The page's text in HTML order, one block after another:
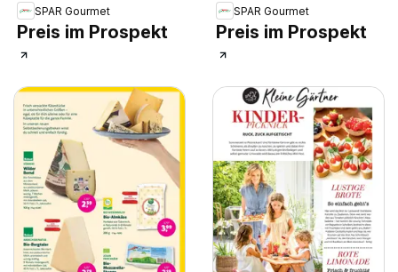
SPAR Gourmet
Preis im Prospekt
SPAR Gourmet
Preis im Prospekt